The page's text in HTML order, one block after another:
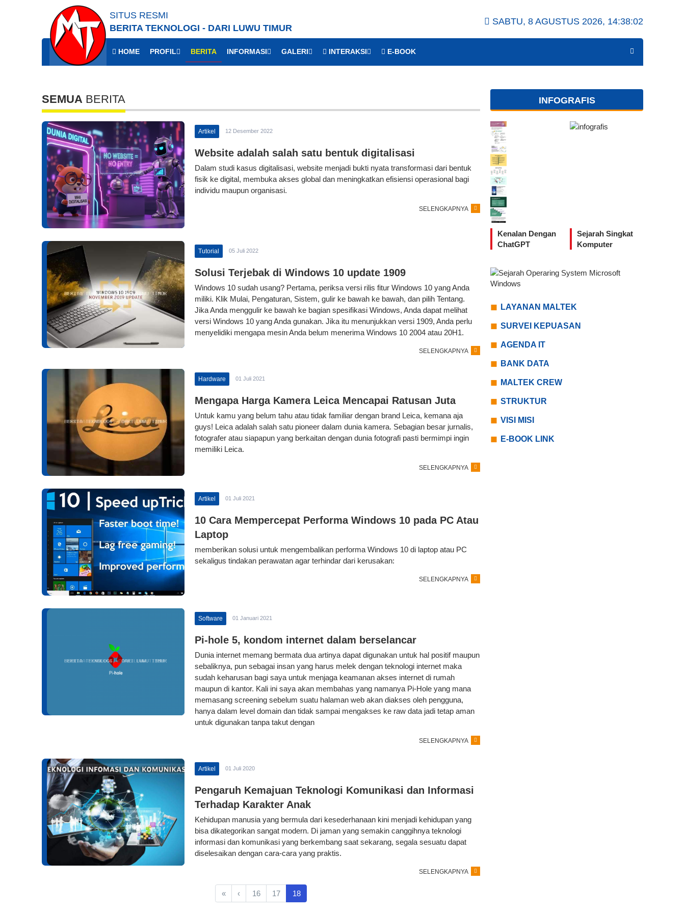
SITUS RESMI
BERITA TEKNOLOGI - DARI LUWU TIMUR
SABTU, 8 AGUSTUS 2026, 14:38:02
HOME PROFIL BERITA INFORMASI GALERI INTERAKSI E-BOOK
SEMUA BERITA
Artikel 12 Desember 2022
Website adalah salah satu bentuk digitalisasi
Dalam studi kasus digitalisasi, website menjadi bukti nyata transformasi dari bentuk
fisik ke digital, membuka akses global dan meningkatkan efisiensi operasional bagi
individu maupun organisasi.
SELENGKAPNYA
Tutorial 05 Juli 2022
Solusi Terjebak di Windows 10 update 1909
Windows 10 sudah usang? Pertama, periksa versi rilis fitur Windows 10 yang Anda
miliki. Klik Mulai, Pengaturan, Sistem, gulir ke bawah ke bawah, dan pilih Tentang.
Jika Anda menggulir ke bawah ke bagian spesifikasi Windows, Anda dapat melihat
versi Windows 10 yang Anda gunakan. Jika itu menunjukkan versi 1909, Anda perlu
menyelidiki mengapa mesin Anda belum menerima Windows 10 2004 atau 20H1.
SELENGKAPNYA
Hardware 01 Juli 2021
Mengapa Harga Kamera Leica Mencapai Ratusan Juta
Untuk kamu yang belum tahu atau tidak familiar dengan brand Leica, kemana aja
guys! Leica adalah salah satu pioneer dalam dunia kamera. Sebagian besar jurnalis,
fotografer atau siapapun yang berkaitan dengan dunia fotografi pasti bermimpi ingin
memiliki Leica.
SELENGKAPNYA
Artikel 01 Juli 2021
10 Cara Mempercepat Performa Windows 10 pada PC Atau
Laptop
memberikan solusi untuk mengembalikan performa Windows 10 di laptop atau PC
sekaligus tindakan perawatan agar terhindar dari kerusakan:
SELENGKAPNYA
Software 01 Januari 2021
Pi-hole 5, kondom internet dalam berselancar
Dunia internet memang bermata dua artinya dapat digunakan untuk hal positif maupun
sebaliknya, pun sebagai insan yang harus melek dengan teknologi internet maka
sudah keharusan bagi saya untuk menjaga keamanan akses internet di rumah
maupun di kantor. Kali ini saya akan membahas yang namanya Pi-Hole yang mana
memasang screening sebelum suatu halaman web akan diakses oleh pengguna,
hanya dalam level domain dan tidak sampai mengakses ke raw data jadi tetap aman
untuk digunakan tanpa takut dengan
SELENGKAPNYA
Artikel 01 Juli 2020
Pengaruh Kemajuan Teknologi Komunikasi dan Informasi
Terhadap Karakter Anak
Kehidupan manusia yang bermula dari kesederhanaan kini menjadi kehidupan yang
bisa dikategorikan sangat modern. Di jaman yang semakin canggihnya teknologi
informasi dan komunikasi yang berkembang saat sekarang, segala sesuatu dapat
diselesaikan dengan cara-cara yang praktis.
SELENGKAPNYA
« ‹ 16 17 18
INFOGRAFIS
Kenalan Dengan
ChatGPT
Sejarah Singkat
Komputer
LAYANAN MALTEK
SURVEI KEPUASAN
AGENDA IT
BANK DATA
MALTEK CREW
STRUKTUR
VISI MISI
E-BOOK LINK